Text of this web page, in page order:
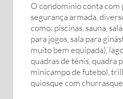
O condomínio conta com
segurança armada,
como: piscinas, sauna,
para jogos, sala para
muito bem equipada),
quadras de tênis, quadra
minicampo de futebol,
quiosque com